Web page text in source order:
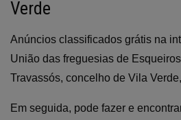
Verde
Anúncios classificados grátis na
União das freguesias de
Travassós, concelho de Vila
Em seguida, pode fazer e